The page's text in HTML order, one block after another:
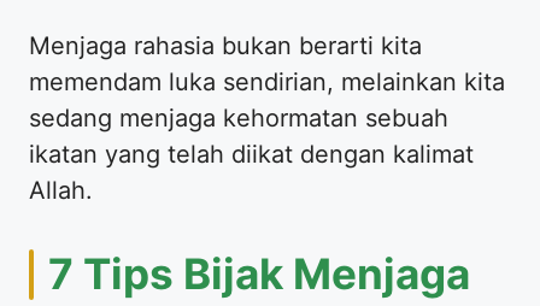
​Menjaga rahasia bukan berarti kita
memendam luka sendirian, melainkan kita
sedang menjaga kehormatan sebuah
ikatan yang telah diikat dengan kalimat
Allah.
​7 Tips Bijak Menjaga